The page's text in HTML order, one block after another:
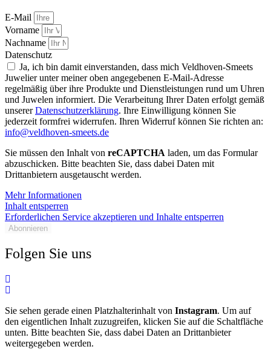
E-Mail
Vorname
Nachname
Datenschutz
Ja, ich bin damit einverstanden, dass mich Veldhoven-Smeets
Juwelier unter meiner oben angegebenen E-Mail-Adresse
regelmäßig über ihre Produkte und Dienstleistungen rund um Uhren
und Juwelen informiert. Die Verarbeitung Ihrer Daten erfolgt gemäß
unsererDatenschutzerklärung. Ihre Einwilligung können Sie
jederzeit formfrei widerrufen. Ihren Widerruf können Sie richten an:
info@veldhoven-smeets.de
Sie müssen den Inhalt von reCAPTCHA laden, um das Formular
abzuschicken. Bitte beachten Sie, dass dabei Daten mit
Drittanbietern ausgetauscht werden.
Mehr Informationen
Inhalt entsperren
Erforderlichen Service akzeptieren und Inhalte entsperren
Abonnieren
Folgen Sie uns
Sie sehen gerade einen Platzhalterinhalt von Instagram. Um auf
den eigentlichen Inhalt zuzugreifen, klicken Sie auf die Schaltfläche
unten. Bitte beachten Sie, dass dabei Daten an Drittanbieter
weitergegeben werden.